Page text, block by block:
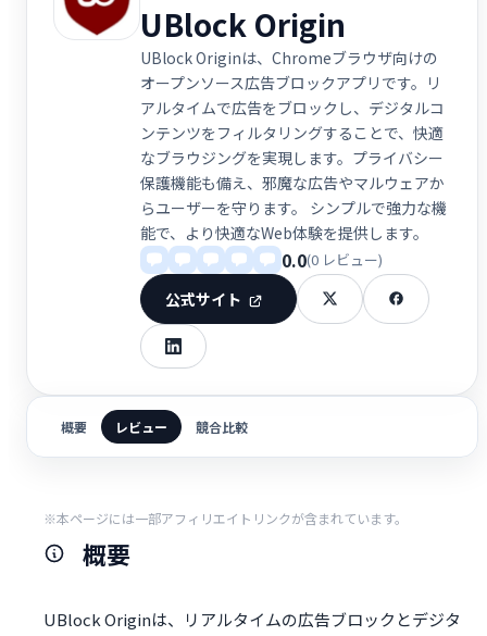
UBlock Origin
UBlock Originは、Chromeブラウザ向けの
オープンソース広告ブロックアプリです。リ
アルタイムで広告をブロックし、デジタルコ
ンテンツをフィルタリングすることで、快適
なブラウジングを実現します。プライバシー
保護機能も備え、邪魔な広告やマルウェアか
らユーザーを守ります。 シンプルで強力な機
能で、より快適なWeb体験を提供します。
0.0(0 レビュー)
公式サイト
概要 レビュー 競合比較
※本ページには一部アフィリエイトリンクが含まれています。
概要
UBlock Originは、リアルタイムの広告ブロックとデジタ